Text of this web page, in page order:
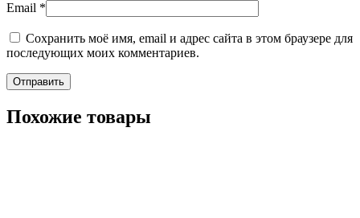
Email *
Сохранить моё имя, email и адрес сайта в этом браузере для
последующих моих комментариев.
Похожие товары